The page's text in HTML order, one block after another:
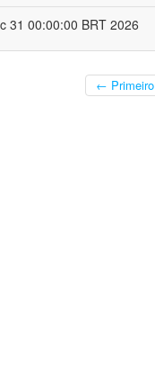
31 00:00:00 BRT 2026
← Primeiro